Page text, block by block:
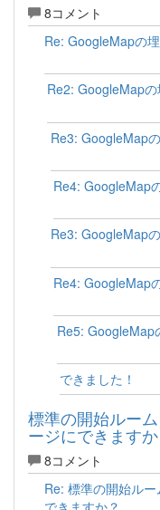
8コメント
Re: GoogleMapの
Re2: GoogleMapの
Re3: GoogleMap
Re4: GoogleMap
Re3: GoogleMap
Re4: GoogleMap
Re5: GoogleMap
できました！
標準の開始ルー
ージにできますか
8コメント
Re: 標準の開始ル
できますか？